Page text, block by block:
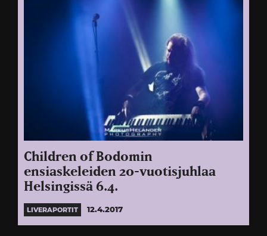
Children of Bodomin
ensiaskeleiden 20-vuotisjuhlaa
Helsingissä 6.4.
LIVERAPORTIT 12.4.2017